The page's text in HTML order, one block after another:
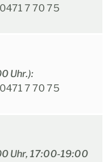
7 70 75
Uhr.):
7 70 75
Uhr, 17:00-19:00